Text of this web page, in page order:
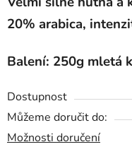
20% arabica,
Balení: 250g mletá
Dostupnost
Můžeme doručit do:
Možnosti doručení